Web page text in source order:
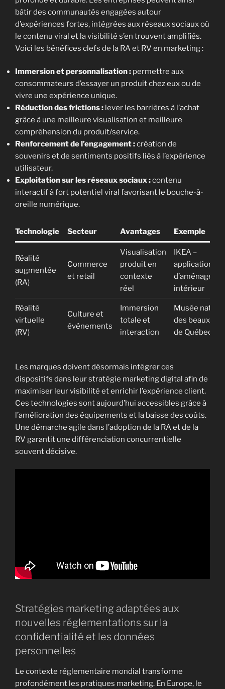
bâtir des communautés engagées autour
d’expériences fortes, intégrées aux réseaux sociaux où
le contenu viral et la visibilité s’en trouvent amplifiés.
Voici les bénéfices clefs de la RA et RV en marketing :
Immersion et personnalisation : permettre aux
consommateurs d’essayer un produit chez eux ou de
vivre une expérience unique.
Réduction des frictions : lever les barrières à l’achat
grâce à une meilleure visualisation et meilleure
compréhension du produit/service.
Renforcement de l’engagement :création de
souvenirs et de sentiments positifs liés à l’expérience
utilisateur.
Exploitation sur les réseaux sociaux :contenu
interactif à fort potentiel viral favorisant le bouche-à-
oreille numérique.
Technologie Secteur Avantages Exemple
Réalité
augmentée
(RA)
Commerce
et retail
Visualisation
produit en
contexte
réel
IKEA –
application
intérieur
Réalité
virtuelle
(RV)
Culture et
événements
Immersion
totale et
interaction
Musée
des beaux-
de Québec
Les marques doivent désormais intégrer ces
dispositifs dans leur stratégie marketing digital afin de
maximiser leur visibilité et enrichir l’expérience client.
Ces technologies sont aujourd’hui accessibles grâce à
l’amélioration des équipements et la baisse des coûts.
Une démarche agile dans l’adoption de la RA et de la
RV garantit une différenciation concurrentielle
souvent décisive.
Stratégies marketing adaptées aux
nouvelles réglementations sur la
confidentialité et les données
personnelles
Le contexte réglementaire mondial transforme
profondément les pratiques marketing. En Europe, le